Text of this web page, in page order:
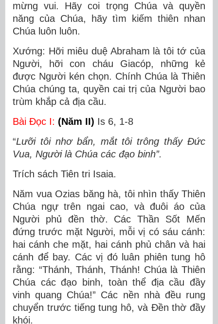
mừng vui. Hãy coi trọng Chúa và quyền
năng của Chúa, hãy tìm kiếm thiên nhan
Chúa luôn luôn.
Xướng: Hỡi miêu duệ Abraham là tôi tớ của
Người, hỡi con cháu Giacóp, những kẻ
được Người kén chọn. Chính Chúa là Thiên
Chúa chúng ta, quyền cai trị của Người bao
trùm khắp cả địa cầu.
Bài Ðọc I: (Năm II) Is 6, 1-8
“Lưỡi tôi nhơ bẩn, mắt tôi trông thấy Ðức
Vua, Người là Chúa các đạo binh”.
Trích sách Tiên tri Isaia.
Năm vua Ozias băng hà, tôi nhìn thấy Thiên
Chúa ngự trên ngai cao, và đuôi áo của
Người phủ đền thờ. Các Thần Sốt Mến
đứng trước mặt Người, mỗi vị có sáu cánh:
hai cánh che mặt, hai cánh phủ chân và hai
cánh để bay. Các vị đó luân phiên tung hô
rằng: “Thánh, Thánh, Thánh! Chúa là Thiên
Chúa các đạo binh, toàn thể địa cầu đầy
vinh quang Chúa!” Các nền nhà đều rung
chuyển trước tiếng tung hô, và Ðền thờ đầy
khói.